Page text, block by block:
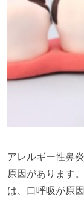
アレルギー性鼻
原因があります
は、口呼吸が原